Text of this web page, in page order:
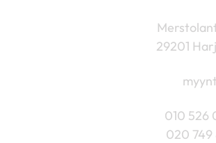
29201
010 526
020 749